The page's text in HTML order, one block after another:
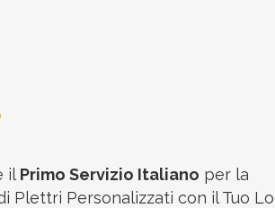
il Primo Servizio Italiano per la
Plettri Personalizzati con il Tuo